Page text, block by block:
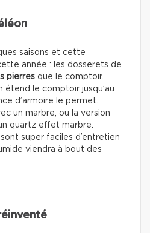
saisons et cette
année : les dosserets de
pierres que le comptoir.
étend le comptoir jusqu’au
d’armoire le permet.
un marbre, ou la version
quartz effet marbre.
super faciles d’entretien
viendra à bout des